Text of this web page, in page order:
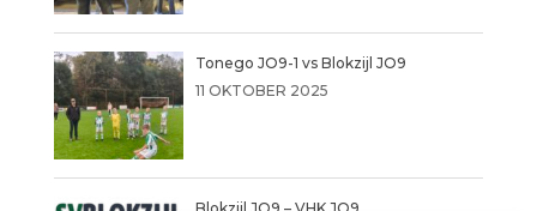
Tonego JO9-1 vs Blokzijl JO9
11 OKTOBER 2025